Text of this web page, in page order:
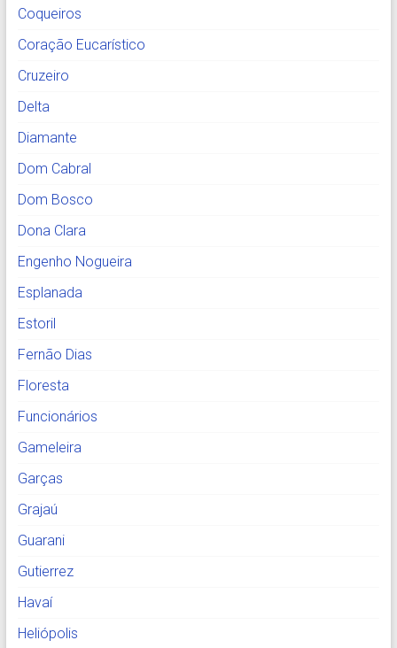
Coqueiros
Coração Eucarístico
Cruzeiro
Delta
Diamante
Dom Cabral
Dom Bosco
Dona Clara
Engenho Nogueira
Esplanada
Estoril
Fernão Dias
Floresta
Funcionários
Gameleira
Garças
Grajaú
Guarani
Gutierrez
Havaí
Heliópolis